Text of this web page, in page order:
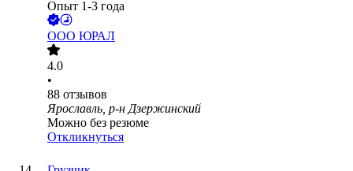
Опыт 1-3 года
ООО ЮРАЛ
4.0
•
88 отзывов
Ярославль, р-н Дзержинский
Можно без резюме
Откликнуться